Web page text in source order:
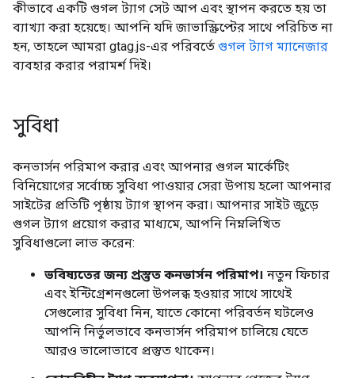
কীভাবে একটি গুগল ট্যাগ সেট আপ এবং স্থাপন করতে হয় তা
ব্যাখ্যা করা হয়েছে। আপনি যদি জাভাস্ক্রিপ্টের সাথে পরিচিত না
হন, তাহলে আমরা gtag.js-এর পরিবর্তে গুগল ট্যাগ ম্যানেজার
ব্যবহার করার পরামর্শ দিই।
সুবিধা
কনভার্সন পরিমাপ করার এবং আপনার গুগল মার্কেটিং
বিনিয়োগের সর্বোচ্চ সুবিধা পাওয়ার সেরা উপায় হলো আপনার
সাইটের প্রতিটি পৃষ্ঠায় ট্যাগ স্থাপন করা। আপনার সাইট জুড়ে
গুগল ট্যাগ প্রয়োগ করার মাধ্যমে, আপনি নিম্নলিখিত
সুবিধাগুলো লাভ করেন:
ভবিষ্যতের জন্য প্রস্তুত কনভার্সন পরিমাপ। নতুন ফিচার
এবং ইন্টিগ্রেশনগুলো উপলব্ধ হওয়ার সাথে সাথেই
সেগুলোর সুবিধা নিন, যাতে কোনো পরিবর্তন ঘটলেও
আপনি নির্ভুলভাবে কনভার্সন পরিমাপ চালিয়ে যেতে
আরও ভালোভাবে প্রস্তুত থাকেন।